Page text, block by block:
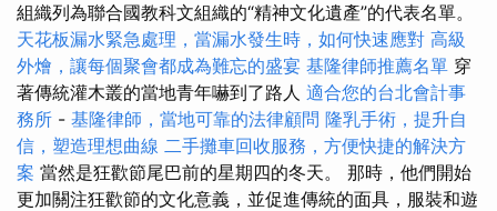
組織列為聯合國教科文組織的“精神文化遺產”的代表名單。
天花板漏水緊急處理，當漏水發生時，如何快速應對 高級
外燴，讓每個聚會都成為難忘的盛宴 基隆律師推薦名單 穿
著傳統灌木叢的當地青年嚇到了路人 適合您的台北會計事
務所 - 基隆律師，當地可靠的法律顧問 隆乳手術，提升自
信，塑造理想曲線 二手攤車回收服務，方便快捷的解決方
案 當然是狂歡節尾巴前的星期四的冬天。 那時，他們開始
更加關注狂歡節的文化意義，並促進傳統的面具，服裝和遊